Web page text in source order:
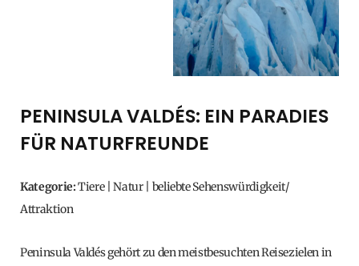
PENINSULA VALDÉS: EIN PARADIES
FÜR NATURFREUNDE
Kategorie:Tiere | Natur | beliebte Sehenswürdigkeit/
Attraktion
Peninsula Valdés gehört zu den meistbesuchten Reisezielen in